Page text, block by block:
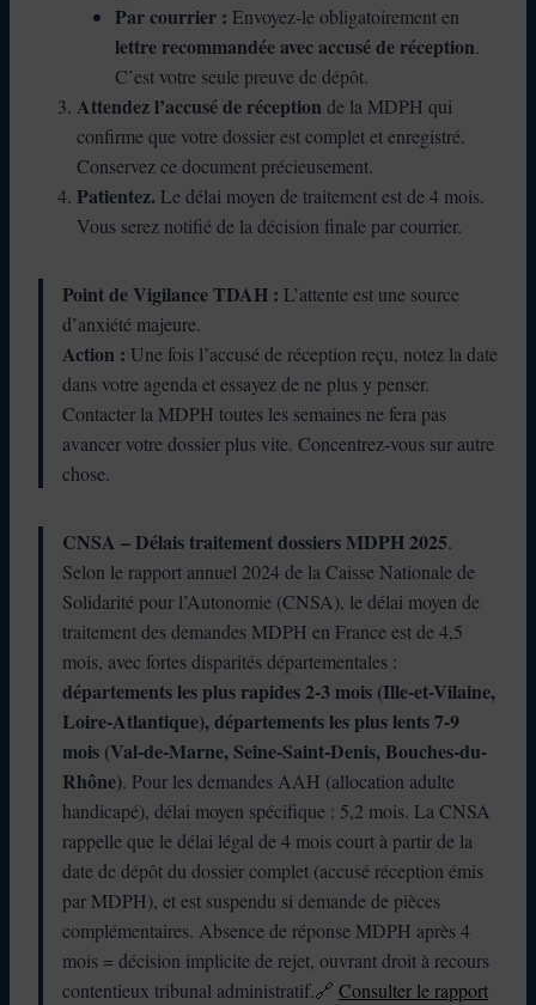
Par courrier : Envoyez-le obligatoirement en
lettre recommandée avec accusé de réception.
C’est votre seule preuve de dépôt.
Attendez l’accusé de réception de la MDPH qui
confirme que votre dossier est complet et enregistré.
Conservez ce document précieusement.
Patientez. Le délai moyen de traitement est de 4 mois.
Vous serez notifié de la décision finale par courrier.
Point de Vigilance TDAH : L’attente est une source
d’anxiété majeure.
Action : Une fois l’accusé de réception reçu, notez la date
dans votre agenda et essayez de ne plus y penser.
Contacter la MDPH toutes les semaines ne fera pas
avancer votre dossier plus vite. Concentrez-vous sur autre
chose.
CNSA – Délais traitement dossiers MDPH 2025.
Selon le rapport annuel 2024 de la Caisse Nationale de
Solidarité pour l’Autonomie (CNSA), le délai moyen de
traitement des demandes MDPH en France est de 4,5
mois, avec fortes disparités départementales :
départements les plus rapides 2-3 mois (Ille-et-Vilaine,
Loire-Atlantique), départements les plus lents 7-9
mois (Val-de-Marne, Seine-Saint-Denis, Bouches-du-
Rhône). Pour les demandes AAH (allocation adulte
handicapé), délai moyen spécifique : 5,2 mois. La CNSA
rappelle que le délai légal de 4 mois court à partir de la
date de dépôt du dossier complet (accusé réception émis
par MDPH), et est suspendu si demande de pièces
complémentaires. Absence de réponse MDPH après 4
mois = décision implicite de rejet, ouvrant droit à recours
contentieux tribunal administratif.🔗 Consulter le rapport